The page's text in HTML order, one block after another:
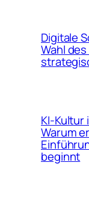
Digitale
Wahl
KI-Kultur
Warum
beginnt